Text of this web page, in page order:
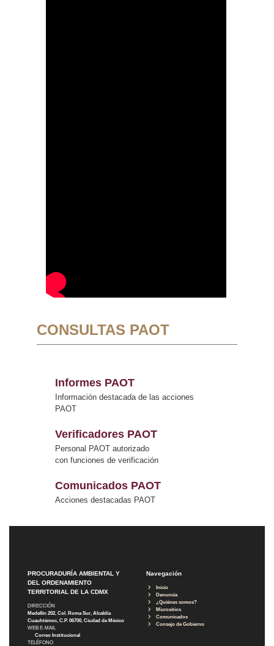
CONSULTAS PAOT
Informes PAOT
Información destacada de las acciones
PAOT
Verificadores PAOT
Personal PAOT autorizado
con funciones de verificación
Comunicados PAOT
Acciones destacadas PAOT
PROCURADURÍA AMBIENTAL Y
DEL ORDENAMIENTO
TERRITORIAL DE LA CDMX
DIRECCIÓN
Medellín 202, Col. Roma Sur, Alcaldía
Cuauhtémoc, C.P. 06700, Ciudad de México
WEB E-MAIL
Correo Institucional
TELÉFONO
Navegación
Inicio
Denuncia
¿Quiénes somos?
Micrositios
Comunicados
Consejo de Gobierno